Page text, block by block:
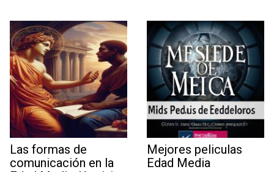
Las formas de
comunicación en la
Mejores peliculas
Edad Media